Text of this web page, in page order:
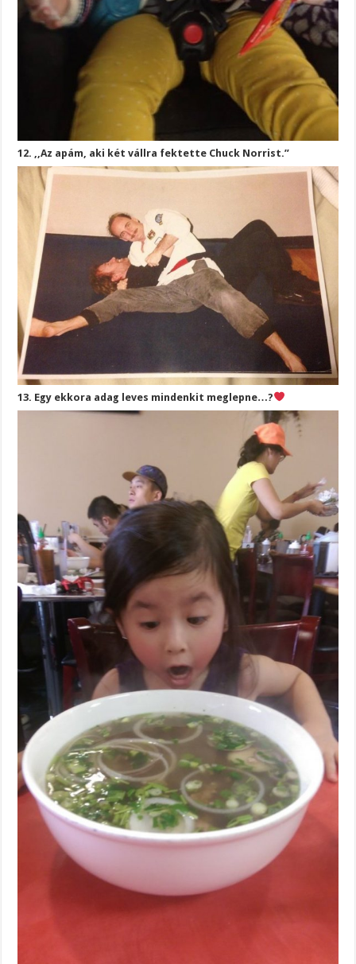
12. ,,Az apám, aki két vállra fektette Chuck Norrist.”
13. Egy ekkora adag leves mindenkit meglepne…?